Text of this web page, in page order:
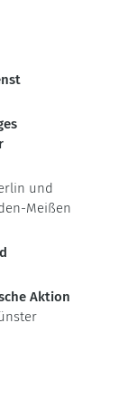
und
Meißen
Aktion